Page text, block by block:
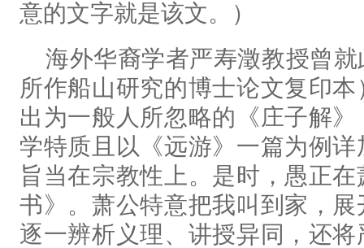
意的文字就是该文。）
海外华裔学者严寿澂教授曾
所作船山研究的博士论文复印
出为一般人所忽略的《庄子解
学特质且以《远游》一篇为例
旨当在宗教性上。是时，愚正
书》。萧公特意把我叫到家，
逐一辨析义理、讲授异同，还